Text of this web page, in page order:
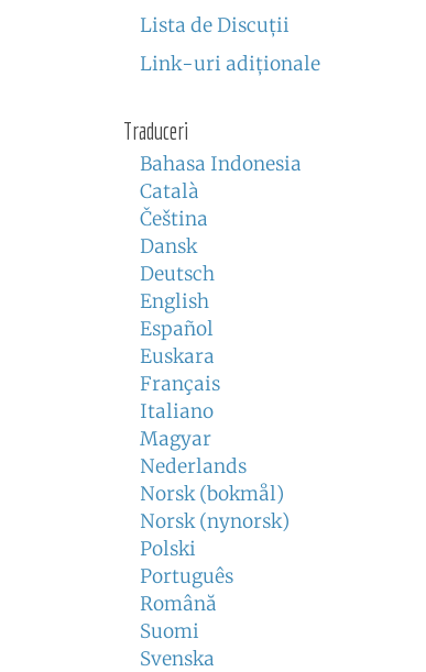
Lista de Discuţii
Link-uri adiţionale
Traduceri
Bahasa Indonesia
Català
Čeština
Dansk
Deutsch
English
Español
Euskara
Français
Italiano
Magyar
Nederlands
Norsk (bokmål)
Norsk (nynorsk)
Polski
Português
Română
Suomi
Svenska